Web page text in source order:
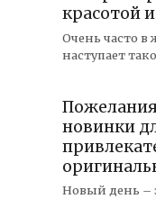
красотой
Очень часто в
наступает
новинки
Новый день –